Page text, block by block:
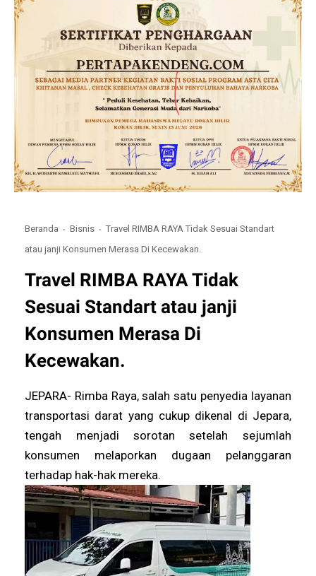
Beranda Bisnis
Travel RIMBA RAYA Tidak Sesuai Standart
atau janji Konsumen Merasa Di Kecewakan.
Travel RIMBA RAYA Tidak
Sesuai Standart atau janji
Konsumen Merasa Di
Kecewakan.
JEPARA- Rimba Raya, salah satu penyedia layanan
transportasi darat yang cukup dikenal di Jepara,
tengah menjadi sorotan setelah sejumlah
konsumen melaporkan dugaan pelanggaran
terhadap hak-hak mereka.